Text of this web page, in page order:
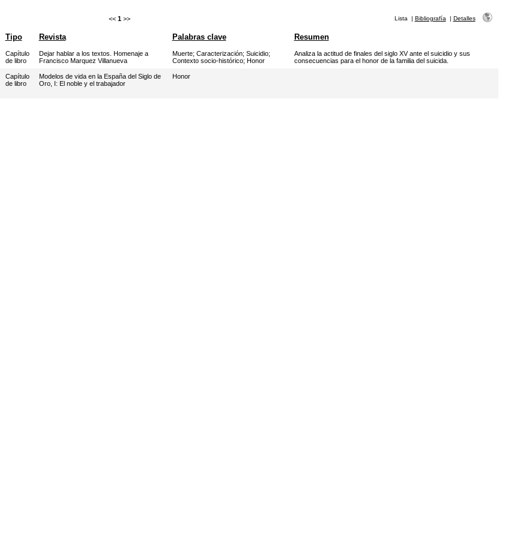
<< 1 >> Lista | Bibliografía | Detalles
Tipo Revista Palabras clave Resumen
Capítulo
de libro
Dejar hablar a los textos. Homenaje a
Francisco Marquez Villanueva
Muerte; Caracterización; Suicidio;
Contexto socio-histórico; Honor
Analiza la actitud de finales del siglo XV ante el suicidio y sus
consecuencias para el honor de la familia del suicida.
Capítulo
de libro
Modelos de vida en la España del Siglo de
Oro, I: El noble y el trabajador
Honor